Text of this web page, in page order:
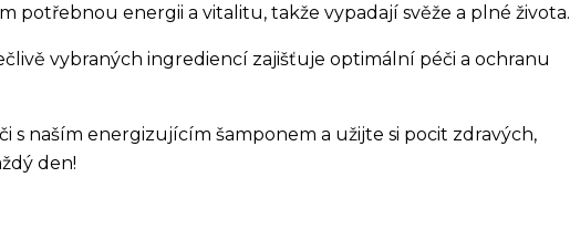
potřebnou energii a vitalitu, takže vypadají svěže a plné života.
vybraných ingrediencí zajišťuje optimální péči a ochranu
s naším energizujícím šamponem a užijte si pocit zdravých,
den!